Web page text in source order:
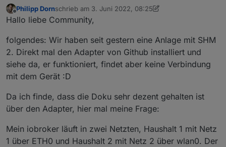
Screenshot kommt.
Aber eigentlich müsste der Adapter bereits grün
werden wenn die Verbindung passt.
Was sagt denn das Log, warum der Adapter
nicht grün wird (mal auf Debug stellen)?
Offline
Philipp Dornschrieb am 3. Juni 2022, 08:25
zuletzt editiert von Philipp Dorn6. März 2022, 17:03
Hallo liebe Community,
folgendes: Wir haben seit gestern eine Anlage mit SHM
2. Direkt mal den Adapter von Github installiert und
siehe da, er funktioniert, findet aber keine Verbindung
mit dem Gerät :D
Da ich finde, dass die Doku sehr dezent gehalten ist
über den Adapter, hier mal meine Frage:
Mein iobroker läuft in zwei Netzten, Haushalt 1 mit Netz
1 über ETH0 und Haushalt 2 mit Netz 2 über wlan0. Der